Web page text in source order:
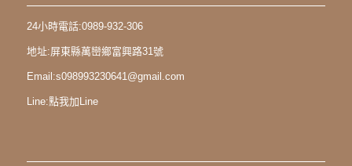
24小時電話:0989-932-306
地址:屏東縣萬巒鄉富興路31號
Email:s098993230641@gmail.com
Line:點我加Line